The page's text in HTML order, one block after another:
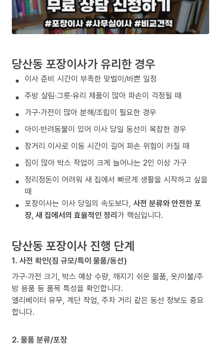
당산동 포장이사가 유리한 경우
이사 준비 시간이 부족한 맞벌이/바쁜 일정
주방 살림·그릇·유리 제품이 많아 파손이 걱정될 때
가구·가전이 많아 분해/조립이 필요한 경우
아이·반려동물이 있어 이사 당일 동선이 복잡한 경우
장거리 이사로 이동 시간이 길어 파손 위험이 커질 때
짐이 많아 박스 작업이 크게 늘어나는 2인 이상 가구
정리정돈이 어려워 새 집에서 빠르게 생활을 시작하고 싶을
때
포장이사는 이사 당일의 속도보다, 사전 분류와 안전한 포
장, 새 집에서의 효율적인 정리가 핵심입니다.
당산동 포장이사 진행 단계
1. 사전 확인(짐 규모/특이 물품/동선)
가구·가전 크기, 박스 예상 수량, 깨지기 쉬운 물품, 옷/이불/주
방 용품 등 품목 특성을 확인합니다.
엘리베이터 유무, 계단 작업, 주차 거리 같은 동선 정보도 중요
합니다.
2. 물품 분류/포장